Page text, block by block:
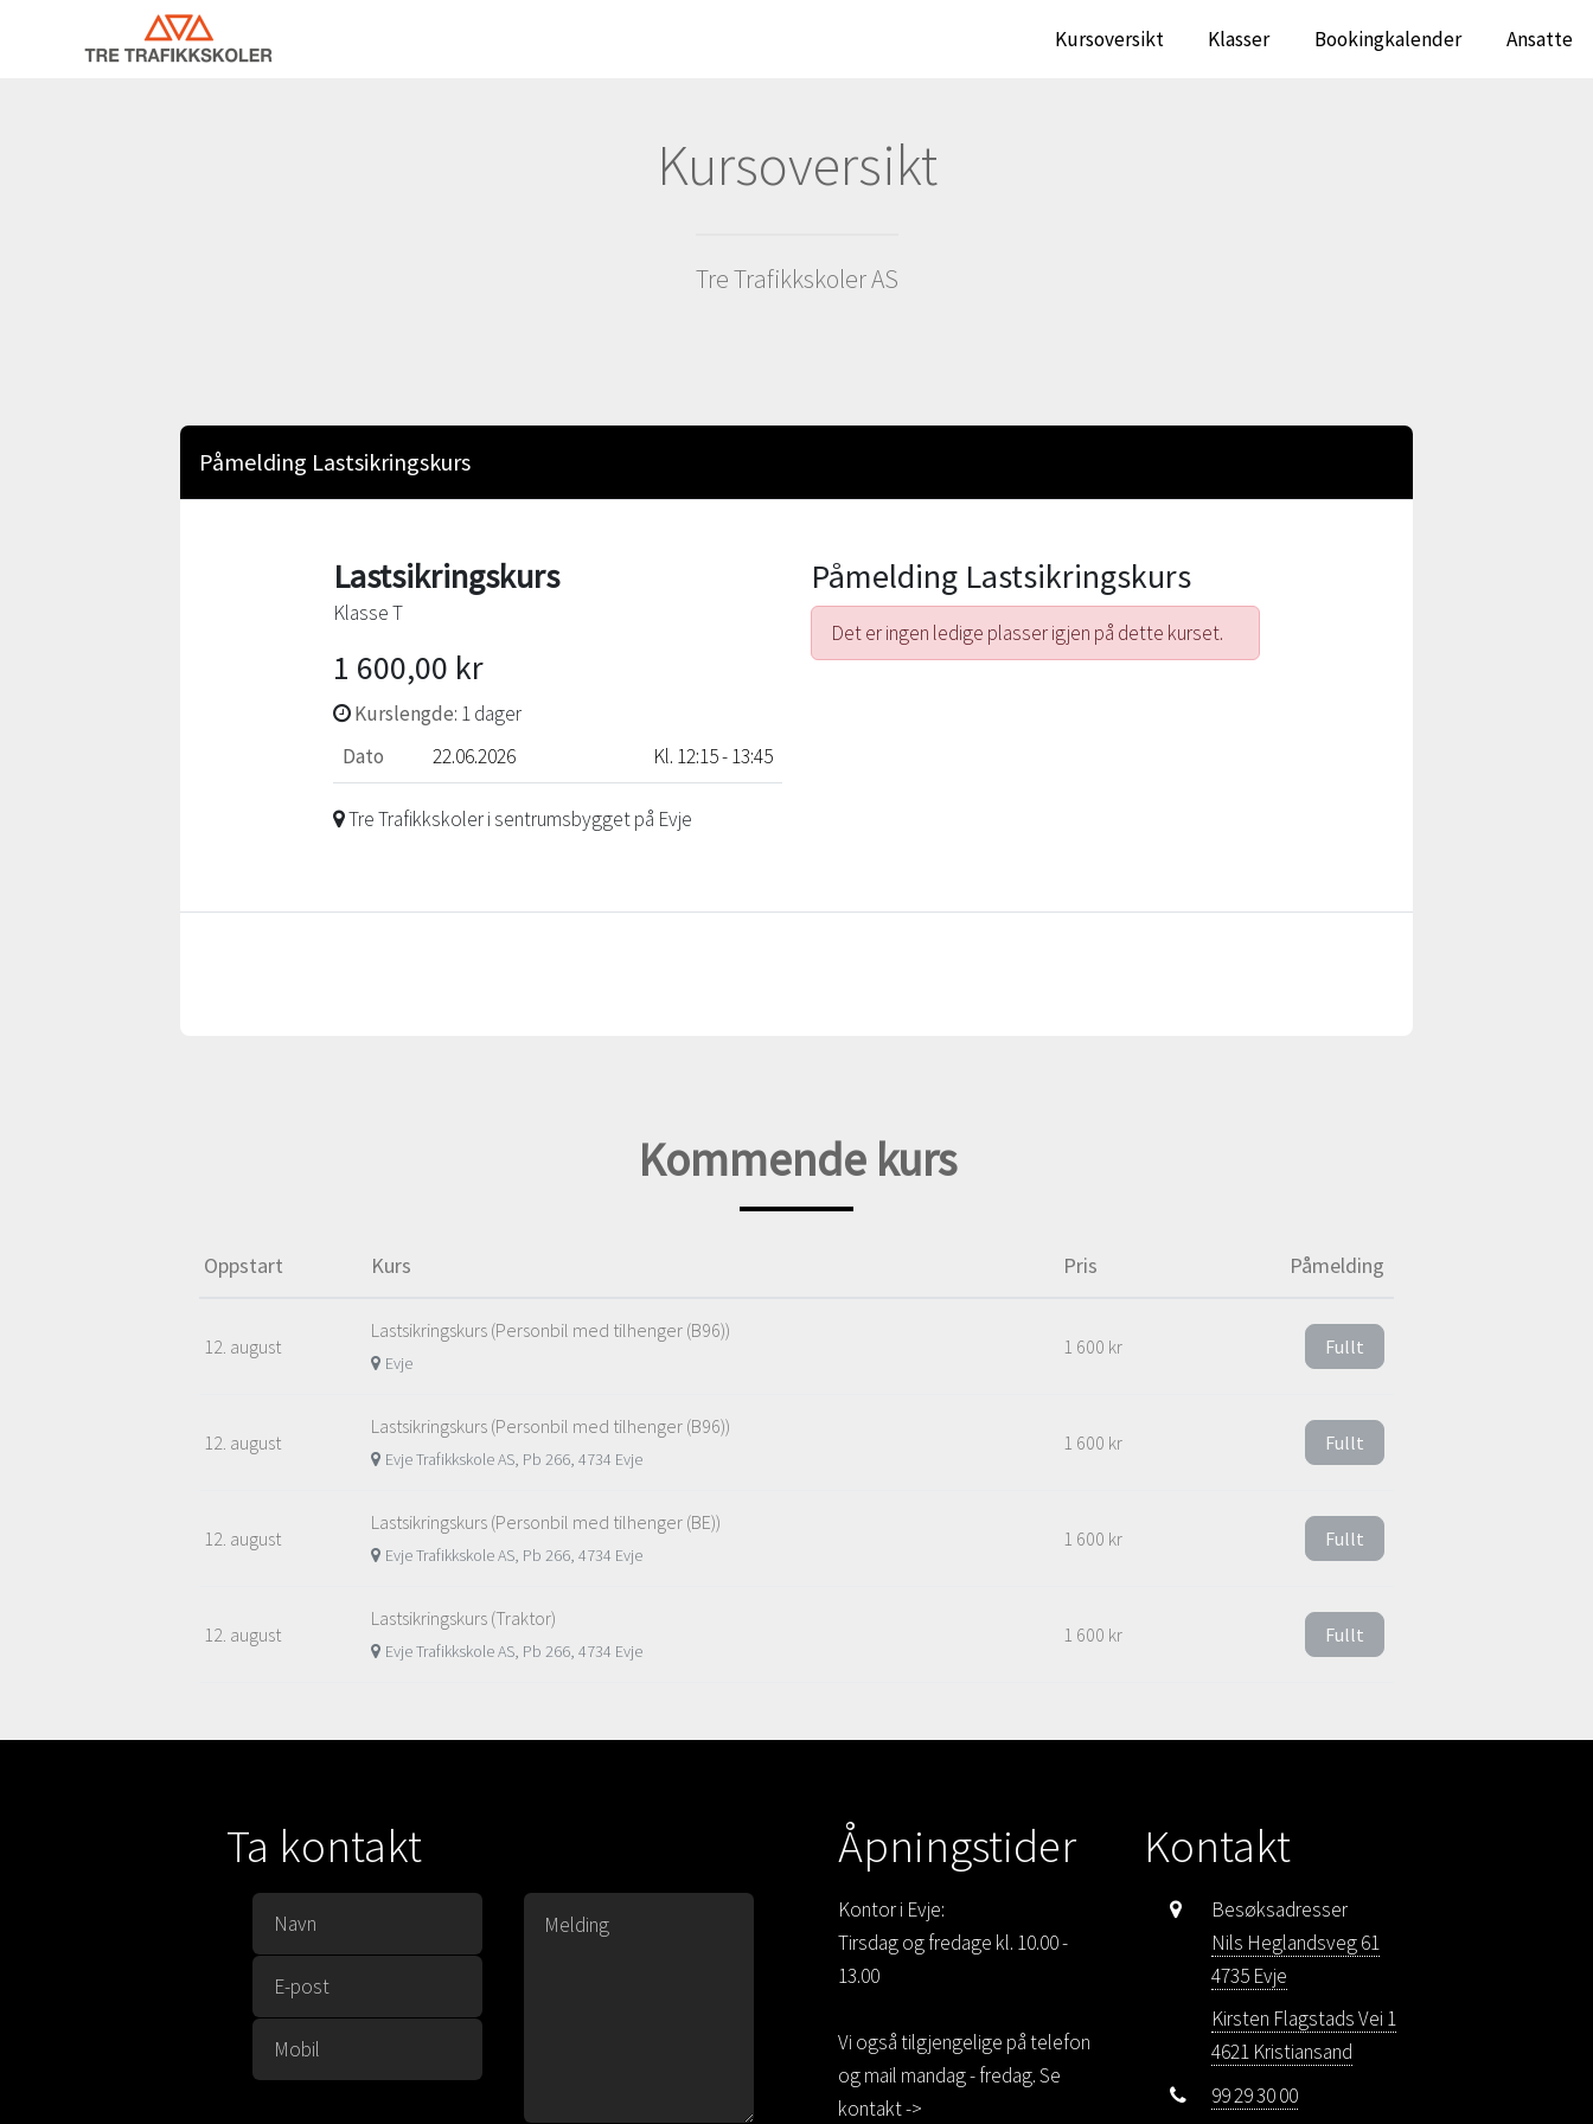
Kursoversikt Klasser Bookingkalender Ansatte
Kursoversikt
Tre Trafikkskoler AS
Påmelding Lastsikringskurs
Påmelding Lastsikringskurs
Det er ingen ledige plasser igjen på dette kurset.
Lastsikringskurs
Klasse T
1 600,00 kr
Kurslengde: 1 dager
Dato
22.06.2026 Kl. 12:15 - 13:45
Tre Trafikkskoler i sentrumsbygget på Evje
Kommende kurs
Oppstart Kurs Pris Påmelding
12. august
Lastsikringskurs (Personbil med tilhenger (B96))
Evje
1 600 kr Fullt
12. august
Lastsikringskurs (Personbil med tilhenger (B96))
Evje Trafikkskole AS, Pb 266, 4734 Evje
1 600 kr Fullt
12. august
Lastsikringskurs (Personbil med tilhenger (BE))
Evje Trafikkskole AS, Pb 266, 4734 Evje
1 600 kr Fullt
12. august
Lastsikringskurs (Traktor)
Evje Trafikkskole AS, Pb 266, 4734 Evje
1 600 kr Fullt
Ta kontakt Åpningstider
Kontor i Evje:
Tirsdag og fredage kl. 10.00 -
13.00
Vi også tilgjengelige på telefon
og mail mandag - fredag. Se
kontakt ->
Kontakt
Besøksadresser
Nils Heglandsveg 61
4735 Evje
Kirsten Flagstads Vei 1
4621 Kristiansand
99 29 30 00